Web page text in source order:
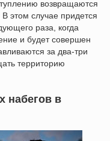
возвращаются
этом случае придется
раза, когда
и будет совершен
за два-три
территорию
набегов в